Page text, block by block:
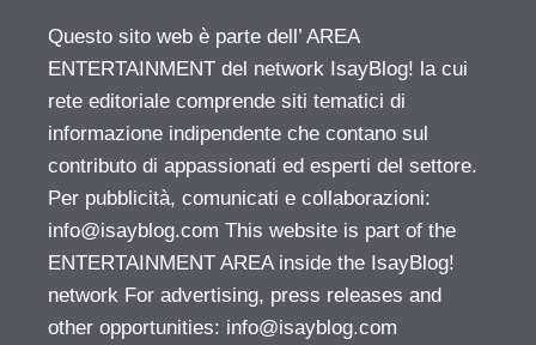
Questo sito web è parte dell’ AREA
ENTERTAINMENT del network IsayBlog! la cui
rete editoriale comprende siti tematici di
informazione indipendente che contano sul
contributo di appassionati ed esperti del settore.
Per pubblicità, comunicati e collaborazioni:
info@isayblog.com This website is part of the
ENTERTAINMENT AREA inside the IsayBlog!
network For advertising, press releases and
other opportunities: info@isayblog.com